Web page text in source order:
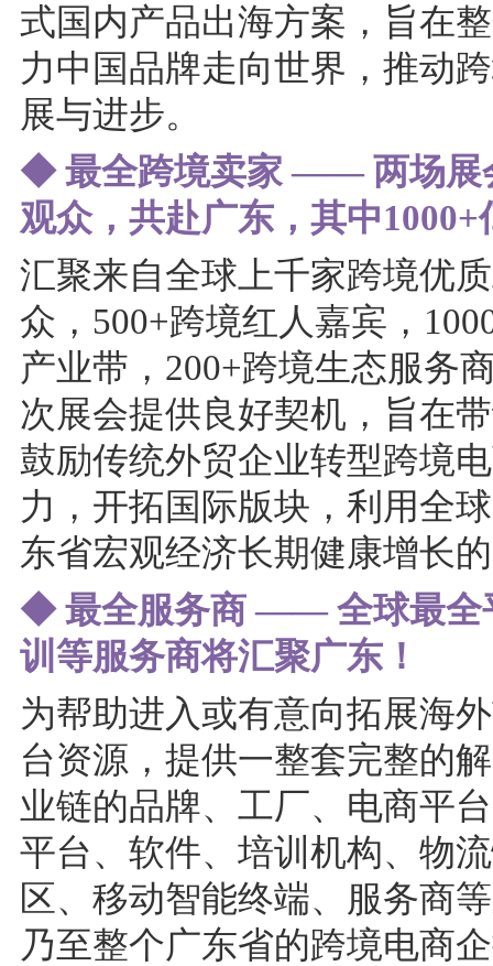
式国内产品出海方案，旨在
力中国品牌走向世界，推动
展与进步。
◆ 最全跨境卖家 —— 两场展
观众，共赴广东，其中
汇聚来自全球上千家跨境优
众，500+跨境红人嘉宾，
产业带，200+跨境生态服务
次展会提供良好契机，旨在
鼓励传统外贸企业转型跨境
力，开拓国际版块，利用全
东省宏观经济长期健康增长
◆ 最全服务商 —— 全球最全
训等服务商将汇聚广东！
为帮助进入或有意向拓展海
台资源，提供一整套完整的
业链的品牌、工厂、电商平
平台、软件、培训机构、物
区、移动智能终端、服务商
乃至整个广东省的跨境电商